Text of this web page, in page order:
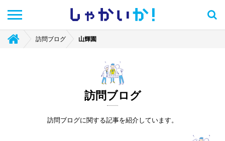
しゃかい か！
訪問ブログ 山輝園
訪問ブログ
訪問ブログに関する記事を紹介しています。